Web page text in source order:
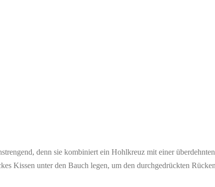
denn sie kombiniert ein Hohlkreuz mit einer
Kissen unter den Bauch legen, um den durchgedrückten